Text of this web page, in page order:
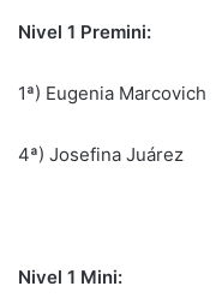
Nivel 1 Premini:
1ª) Eugenia Marcovich
4ª) ⁠Josefina Juárez
Nivel 1 Mini: